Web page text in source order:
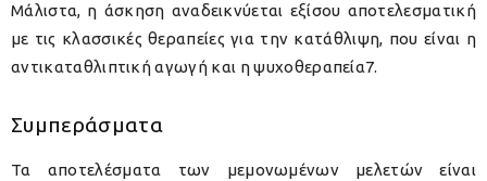
Μάλιστα, η άσκηση αναδεικνύεται εξίσου αποτελεσματική
με τις κλασσικές θεραπείες για την κατάθλιψη, που είναι η
αντικαταθλιπτική αγωγή και η ψυχοθεραπεία7.
Συμπεράσματα
Τα αποτελέσματα των μεμονωμένων μελετών είναι